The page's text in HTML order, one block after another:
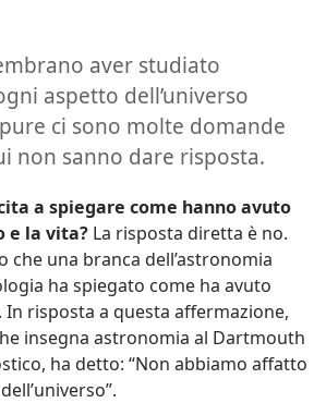
aver studiato
aspetto dell’universo
ci sono molte domande
non sanno dare risposta.
a spiegare come hanno avuto
e la vita? La risposta diretta è no.
che una branca dell’astronomia
ha spiegato come ha avuto
In risposta a questa affermazione,
insegna astronomia al Dartmouth
ha detto: “Non abbiamo affatto